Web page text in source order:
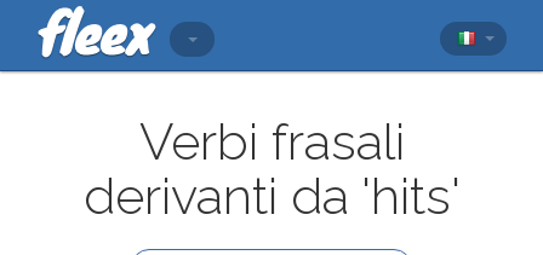
Verbi frasali
derivanti da 'hits'